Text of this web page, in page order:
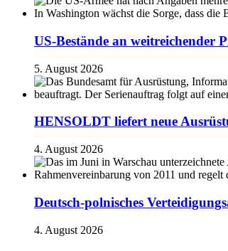
US-Bestände an weitreichender
5. August 2026
HENSOLDT liefert neue
4. August 2026
Deutsch-polnisches
4. August 2026